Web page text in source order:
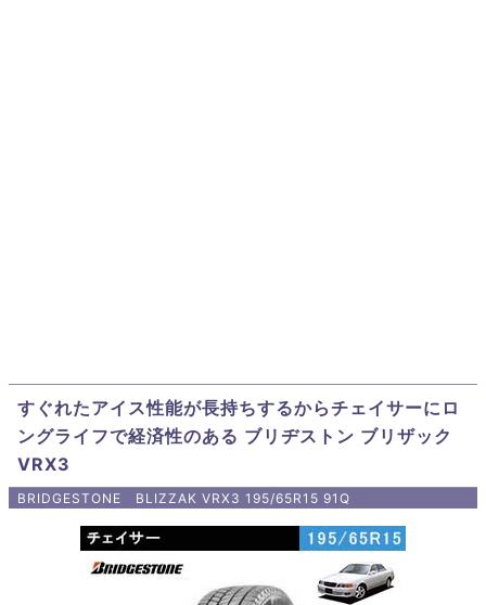
すぐれたアイス性能が長持ちするからチェイサーにロ
ングライフで経済性のある ブリヂストン ブリザック
VRX3
BRIDGESTONE BLIZZAK VRX3 195/65R15 91Q